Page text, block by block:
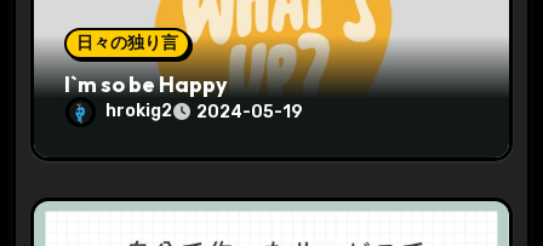
日々の独り言
I`m so be Happy
hrokig2 2024-05-19